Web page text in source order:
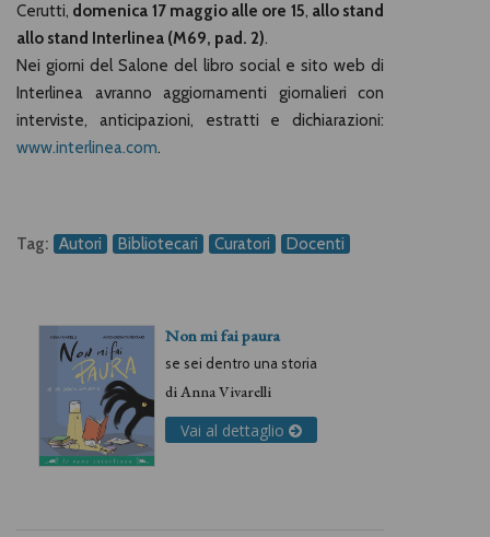
Cerutti, domenica 17 maggio alle ore 15, allo stand
allo stand Interlinea (M69, pad. 2).
Nei giorni del Salone del libro social e sito web di
Interlinea avranno aggiornamenti giornalieri con
interviste, anticipazioni, estratti e dichiarazioni:
www.interlinea.com.
Tag: Autori Bibliotecari Curatori Docenti
Non mi fai paura
se sei dentro una storia
diAnna Vivarelli
Vai al dettaglio